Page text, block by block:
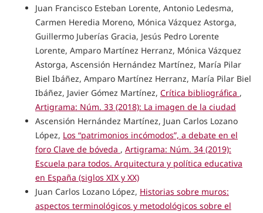
Juan Francisco Esteban Lorente, Antonio Ledesma,
Carmen Heredia Moreno, Mónica Vázquez Astorga,
Guillermo Juberías Gracia, Jesús Pedro Lorente
Lorente, Amparo Martínez Herranz, Mónica Vázquez
Astorga, Ascensión Hernández Martínez, María Pilar
Biel Ibáñez, Amparo Martínez Herranz, María Pilar Biel
Ibáñez, Javier Gómez Martínez, Crítica bibliográfica ,
Artigrama: Núm. 33 (2018): La imagen de la ciudad
Ascensión Hernández Martínez, Juan Carlos Lozano
López, Los “patrimonios incómodos”, a debate en el
foro Clave de bóveda , Artigrama: Núm. 34 (2019):
Escuela para todos. Arquitectura y política educativa
en España (siglos XIX y XX)
Juan Carlos Lozano López, Historias sobre muros:
aspectos terminológicos y metodológicos sobre el